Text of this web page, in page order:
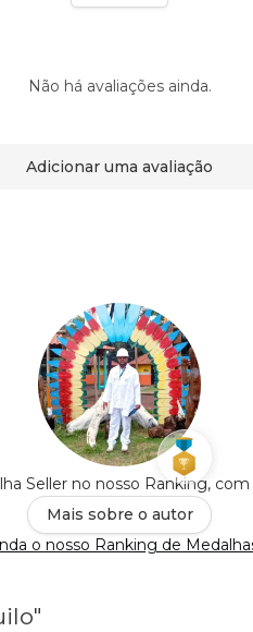
Não há avaliações ainda.
Adicionar uma avaliação
Seller no nosso Ranking,
Mais sobre o autor
o nosso Ranking de